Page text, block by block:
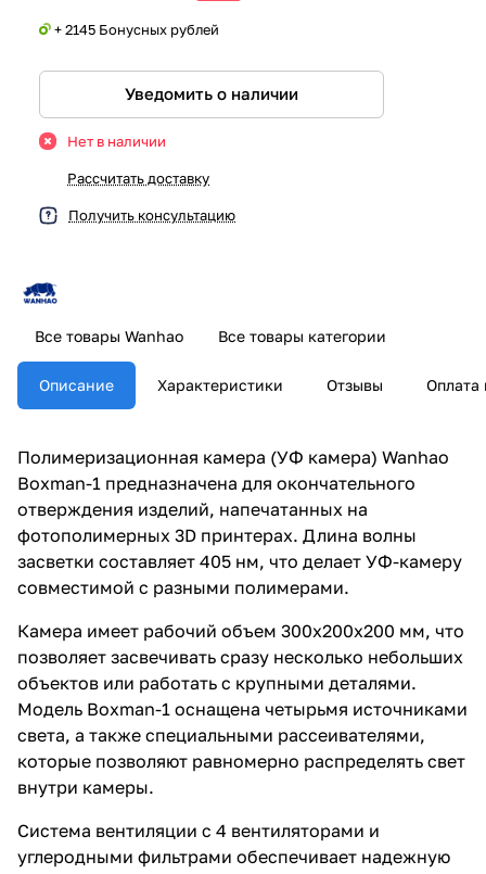
+ 2145 Бонусных рублей
Уведомить о наличии
Нет в наличии
Рассчитать доставку
Получить консультацию
Все товары Wanhao Все товары категории
Описание Характеристики Отзывы Оплата
Полимеризационная камера (УФ камера) Wanhao
Boxman-1 предназначена для окончательного
отверждения изделий, напечатанных на
фотополимерных 3D принтерах. Длина волны
засветки составляет 405 нм, что делает УФ-камеру
совместимой с разными полимерами.
Камера имеет рабочий объем 300х200х200 мм, что
позволяет засвечивать сразу несколько небольших
объектов или работать с крупными деталями.
Модель Boxman-1 оснащена четырьмя источниками
света, а также специальными рассеивателями,
которые позволяют равномерно распределять свет
внутри камеры.
Система вентиляции с 4 вентиляторами и
углеродными фильтрами обеспечивает надежную